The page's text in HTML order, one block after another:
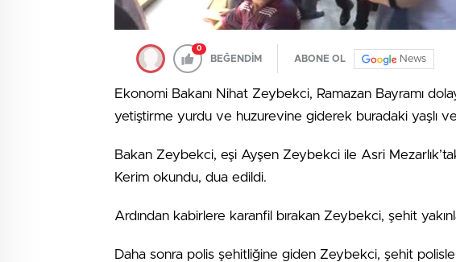
0
BEĞENDİM ABONE OL News
Ekonomi Bakanı Nihat Zeybekci, Ramazan Bayramı
yetiştirme yurdu ve huzurevine giderek buradaki yaşlı ve
Bakan Zeybekci, eşi Ayşen Zeybekci ile Asri
Kerim okundu, dua edildi.
Ardından kabirlere karanfil bırakan Zeybekci, şehit
Daha sonra polis şehitliğine giden Zeybekci, şehit